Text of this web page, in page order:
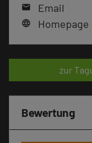
mail Email
language Homepage
zur
Bewertung